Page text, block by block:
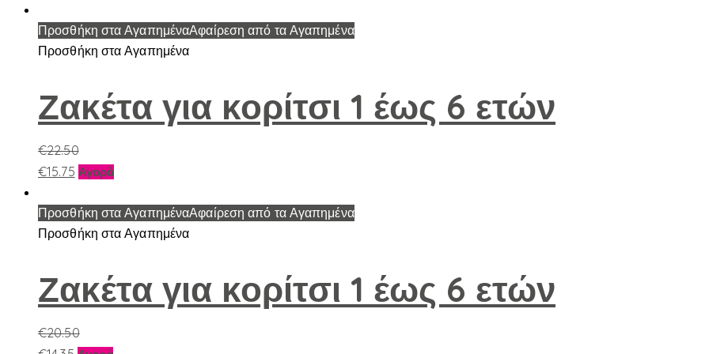
Προσθήκη στα ΑγαπημέναΑφαίρεση από τα Αγαπημένα
Προσθήκη στα Αγαπημένα
Ζακέτα για κορίτσι 1 έως 6 ετών
€22.50
€15.75 ΑγοράΑυτό
προϊόν
έχει
παραλλαγές.
Οι
Προσθήκη στα ΑγαπημέναΑφαίρεση από τα Αγαπημένα
Προσθήκη στα Αγαπημένα
Ζακέτα για κορίτσι 1 έως 6 ετών
€20.50